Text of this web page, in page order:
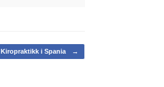
Kiropraktikk i Spania →